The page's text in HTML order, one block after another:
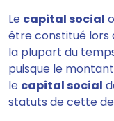
Le capital social
être constitué lors
la plupart du
puisque le
le capital social
statuts de cette